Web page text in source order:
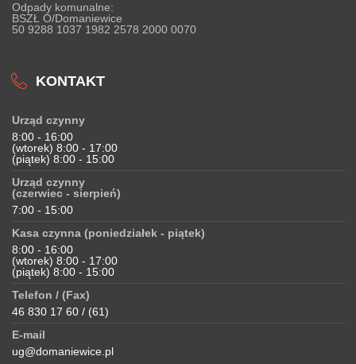
Odpady komunalne:
BSZŁ O/Domaniewice
50 9288 1037 1982 2578 2000 0070
KONTAKT
Urząd czynny
8:00 - 16:00
(wtorek) 8:00 - 17:00
(piątek) 8:00 - 15:00
Urząd czynny
(czerwiec - sierpień)
7:00 - 15:00
Kasa czynna (poniedziałek - piątek)
8:00 - 16:00
(wtorek) 8:00 - 17:00
(piątek) 8:00 - 15:00
Telefon / (Fax)
46 830 17 60 / (61)
E-mail
ug@domaniewice.pl